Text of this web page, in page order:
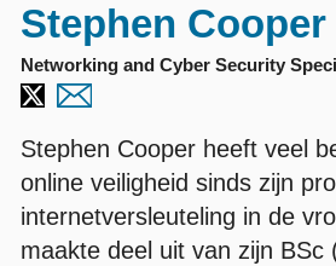
Stephen Cooper
Networking and Cyber Security
Stephen Cooper heeft veel
online veiligheid sinds zijn
internetversleuteling in de
maakte deel uit van zijn BSc